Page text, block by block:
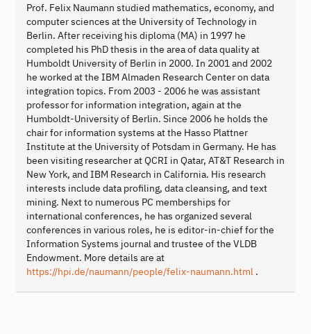
Prof. Felix Naumann studied mathematics, economy, and
computer sciences at the University of Technology in
Berlin. After receiving his diploma (MA) in 1997 he
completed his PhD thesis in the area of data quality at
Humboldt University of Berlin in 2000. In 2001 and 2002
he worked at the IBM Almaden Research Center on data
integration topics. From 2003 - 2006 he was assistant
professor for information integration, again at the
Humboldt-University of Berlin. Since 2006 he holds the
chair for information systems at the Hasso Plattner
Institute at the University of Potsdam in Germany. He has
been visiting researcher at QCRI in Qatar, AT&T Research in
New York, and IBM Research in California. His research
interests include data profiling, data cleansing, and text
mining. Next to numerous PC memberships for
international conferences, he has organized several
conferences in various roles, he is editor-in-chief for the
Information Systems journal and trustee of the VLDB
Endowment. More details are at
https://hpi.de/naumann/people/felix-naumann.html .